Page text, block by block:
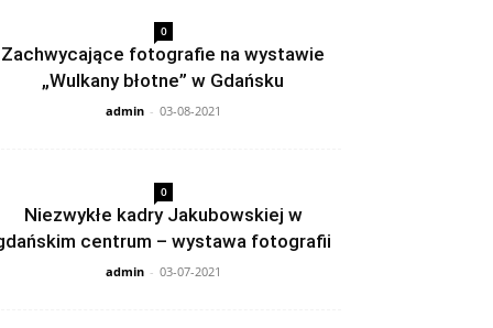
0
Zachwycające fotografie na wystawie
„Wulkany błotne” w Gdańsku
admin - 03-08-2021
0
Niezwykłe kadry Jakubowskiej w
centrum – wystawa fotografii
admin - 03-07-2021